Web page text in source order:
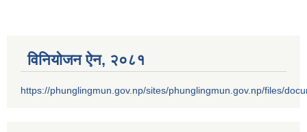
विनियोजन ऐन‚ २०८१
https://phunglingmun.gov.np/sites/phunglingmun.gov.np/files/